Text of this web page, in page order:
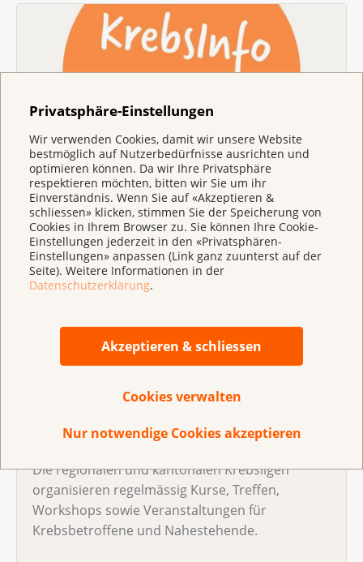
Privatsphäre-Einstellungen
Wir verwenden Cookies, damit wir unsere Website
bestmöglich auf Nutzerbedürfnisse ausrichten und
optimieren können. Da wir Ihre Privatsphäre
respektieren möchten, bitten wir Sie um ihr
Einverständnis. Wenn Sie auf «Akzeptieren &
schliessen» klicken, stimmen Sie der Speicherung von
Cookies in Ihrem Browser zu. Sie können Ihre Cookie-
Einstellungen jederzeit in den «Privatsphären-
Einstellungen» anpassen (Link ganz zuunterst auf der
Seite). Weitere Informationen in der
Datenschutzerklärung.
Akzeptieren & schliessen
Cookies verwalten
Nur notwendige Cookies akzeptieren
Beratung & Unterstützung
Haben Sie Fragen zu Krebs? Melden Sie sich bei
KrebsInfo oder lassen Sie sich von einer
kantonalen Krebsliga beraten.
Die regionalen und kantonalen Krebsligen
organisieren regelmässig Kurse, Treffen,
Workshops sowie Veranstaltungen für
Krebsbetroffene und Nahestehende.